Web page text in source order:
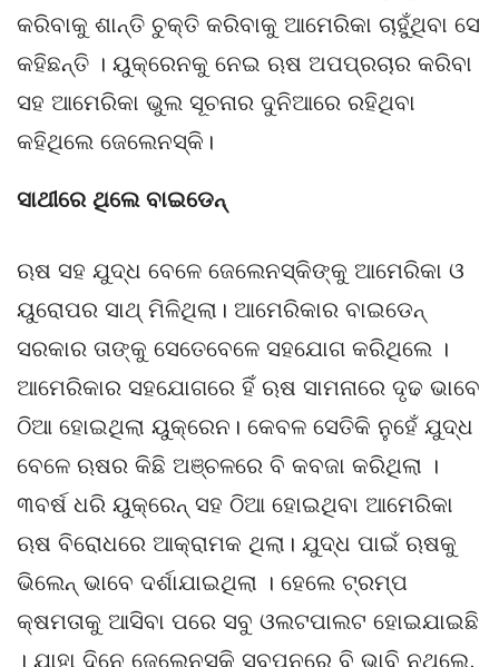
କରିବାକୁ ଶାନ୍ତି ଚୁକ୍ତି କରିବାକୁ ଆମେରିକା ଚାହୁଁଥିବା ସେ
କହିଛନ୍ତି । ୟୁକ୍ରେନକୁ ନେଇ ଋଷ ଅପପ୍ରଚାର କରିବା
ସହ ଆମେରିକା ଭୁଲ ସୂଚନାର ଦୁନିଆରେ ରହିଥିବା
କହିଥିଲେ ଜେଲେନସ୍କି।
ସାଥୀରେ ଥିଲେ ବାଇଡେନ୍
ଋଷ ସହ ଯୁଦ୍ଧ ବେଳେ ଜେଲେନସ୍କିଙ୍କୁ ଆମେରିକା ଓ
ୟୁରୋପର ସାଥ୍ ମିଳିଥିଲା। ଆମେରିକାର ବାଇଡେନ୍
ସରକାର ତାଙ୍କୁ ସେତେବେଳେ ସହଯୋଗ କରିଥିଲେ ।
ଆମେରିକାର ସହଯୋଗରେ ହିଁ ଋଷ ସାମନାରେ ଦୃଢ ଭାବେ
ଠିଆ ହୋଇଥିଲା ୟୁକ୍ରେନ। କେବଳ ସେତିକି ନୁହେଁ ଯୁଦ୍ଧ
ବେଳେ ଋଷର କିଛି ଅଞ୍ଚଳରେ ବି କବଜା କରିଥିଲା ।
୩ବର୍ଷ ଧରି ୟୁକ୍ରେନ୍ ସହ ଠିଆ ହୋଇଥିବା ଆମେରିକା
ଋଷ ବିରୋଧରେ ଆକ୍ରାମକ ଥିଲା। ଯୁଦ୍ଧ ପାଇଁ ଋଷକୁ
ଭିଲେନ୍ ଭାବେ ଦର୍ଶାଯାଇଥିଲା । ହେଲେ ଟ୍ରମ୍ପ
କ୍ଷମତାକୁ ଆସିବା ପରେ ସବୁ ଓଲଟପାଲଟ ହୋଇଯାଇଛି
। ଯାହା ଦିନେ ଜେଲେନସ୍କି ସ୍ବପ୍ନରେ ବି ଭାବି ନଥିଲେ,